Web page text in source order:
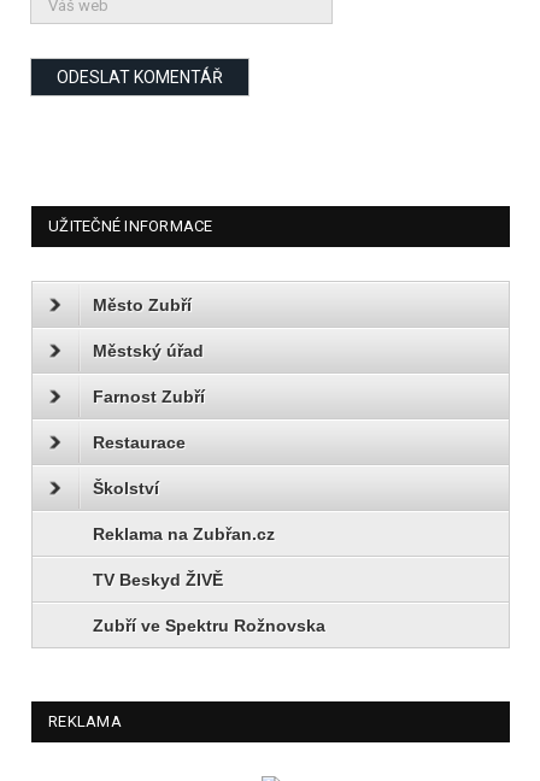
UŽITEČNÉ INFORMACE
Město Zubří
Městský úřad
Farnost Zubří
Restaurace
Školství
Reklama na Zubřan.cz
TV Beskyd ŽIVĚ
Zubří ve Spektru Rožnovska
REKLAMA